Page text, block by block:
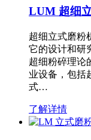
LUM 超细
超细立式磨粉
它的设计和研
超细粉碎理论
业设备，包括
式…
了解详情